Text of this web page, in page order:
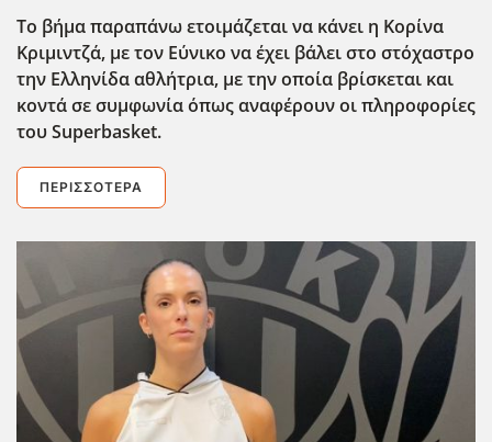
Το βήμα παραπάνω ετοιμάζεται να κάνει η Κορίνα
Κριμιντζά, με τον Εύνικο να έχει βάλει στο στόχαστρο
την Ελληνίδα αθλήτρια, με την οποία βρίσκεται και
κοντά σε συμφωνία όπως αναφέρουν οι πληροφορίες
του Superbasket.
ΠΕΡΙΣΣΌΤΕΡΑ